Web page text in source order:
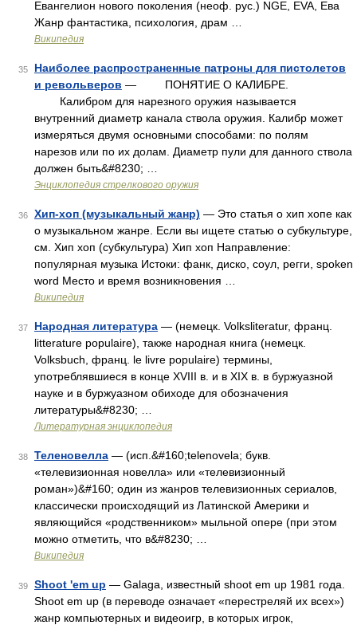
Евангелион нового поколения (неоф. рус.) NGE, EVA, Ева
Жанр фантастика, психология, драм …
Википедия
35
Наиболее распространенные патроны для пистолетов
и револьверов — ПОНЯТИЕ О КАЛИБРЕ.
Калибром для нарезного оружия называется
внутренний диаметр канала ствола оружия. Калибр может
измеряться двумя основными способами: по полям
нарезов или по их долам. Диаметр пули для данного ствола
должен быть&#8230; …
Энциклопедия стрелкового оружия
36 Хип-хоп (музыкальный жанр) — Это статья о хип хопе как
о музыкальном жанре. Если вы ищете статью о субкультуре,
см. Хип хоп (субкультура) Хип хоп Направление:
популярная музыка Истоки: фанк, диско, соул, регги, spoken
word Место и время возникновения …
Википедия
37 Народная литература — (немецк. Volksliteratur, франц.
litterature populaire), также народная книга (немецк.
Volksbuch, франц. le livre populaire) термины,
употреблявшиеся в конце XVIII в. и в XIX в. в буржуазной
науке и в буржуазном обиходе для обозначения
литературы&#8230; …
Литературная энциклопедия
38 Теленовелла — (исп.&#160;telenovela; букв.
«телевизионная новелла» или «телевизионный
роман»)&#160; один из жанров телевизионных сериалов,
классически происходящий из Латинской Америки и
являющийся «родственником» мыльной опере (при этом
можно отметить, что в&#8230; …
Википедия
39 Shoot 'em up — Galaga, известный shoot em up 1981 года.
Shoot em up (в переводе означает «перестреляй их всех»)
жанр компьютерных и видеоигр, в которых игрок,